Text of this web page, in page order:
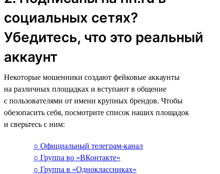
социальных сетях?
Убедитесь, что это реальный
аккаунт
Некоторые мошенники создают фейковые аккаунты
на различных площадках и вступают в общение
с пользователями от имени крупных брендов. Чтобы
обезопасить себя, посмотрите список наших площадок
и сверьтесь с ним:
○ Официальный телеграм-канал
○ Группа во «ВКонтакте»
○ Группа в «Одноклассниках»